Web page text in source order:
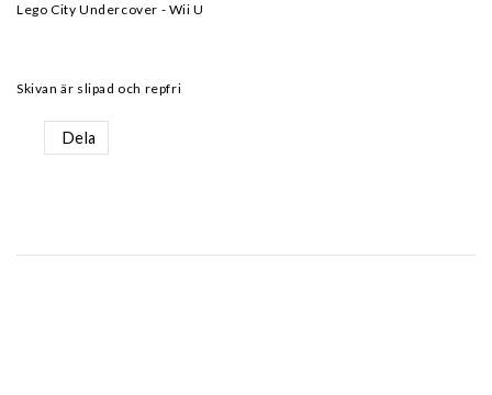
Lego City Undercover - Wii U
Skivan är slipad och repfri
Dela